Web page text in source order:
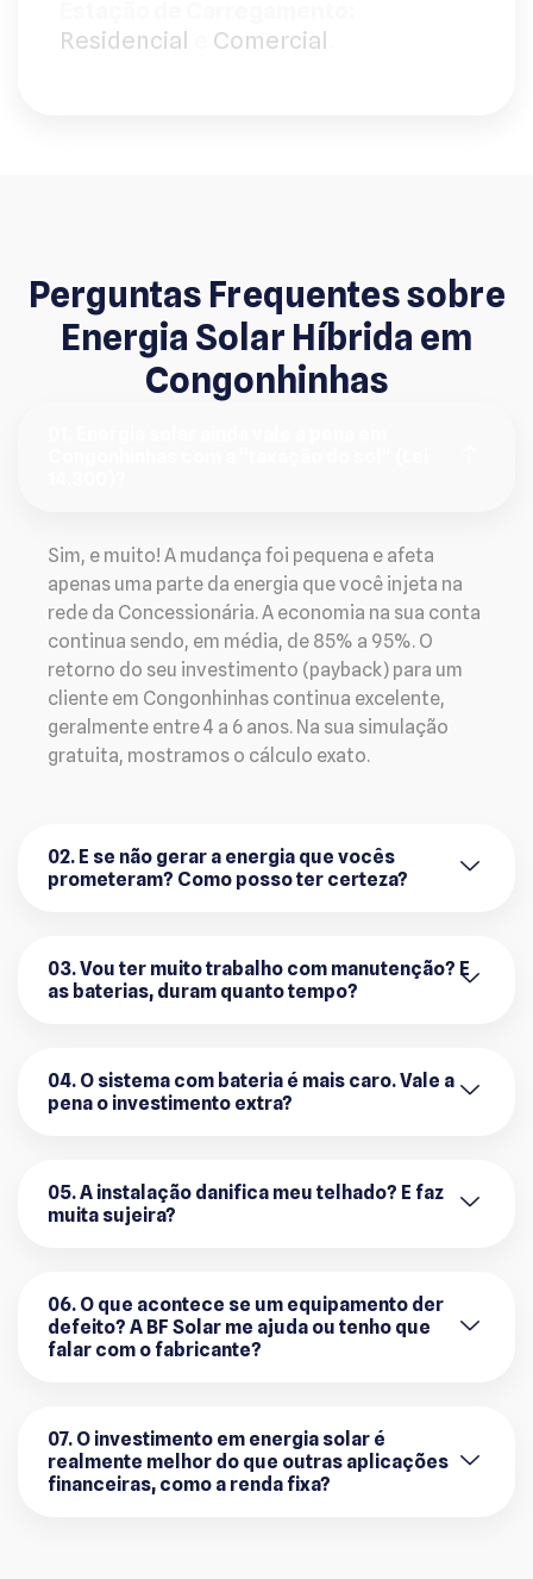
Residencial
Comercial
Perguntas Frequentes sobre
Energia Solar Híbrida em
Congonhinhas
Sim, e muito! A mudança foi pequena e afeta
apenas uma parte da energia que você injeta na
rede da Concessionária. A economia na sua conta
continua sendo, em média, de 85% a 95%. O
retorno do seu investimento (payback) para um
cliente em Congonhinhas continua excelente,
geralmente entre 4 a 6 anos. Na sua simulação
gratuita, mostramos o cálculo exato.
02. E se não gerar a energia que vocês
prometeram? Como posso ter certeza?
03. Vou ter muito trabalho com manutenção? E
as baterias, duram quanto tempo?
04. O sistema com bateria é mais caro. Vale a
pena o investimento extra?
05. A instalação danifica meu telhado? E faz
muita sujeira?
06. O que acontece se um equipamento der
defeito? A BF Solar me ajuda ou tenho que
falar com o fabricante?
07. O investimento em energia solar é
realmente melhor do que outras aplicações
financeiras, como a renda fixa?